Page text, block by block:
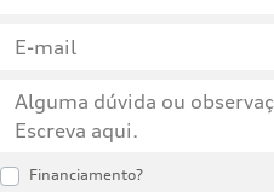
Financiamento?